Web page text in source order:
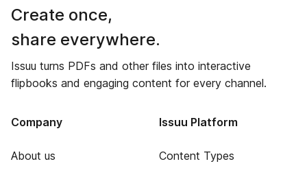
Create once,
share everywhere.
Issuu turns PDFs and other files into interactive
flipbooks and engaging content for every channel.
Company
About us
Issuu Platform
Content Types